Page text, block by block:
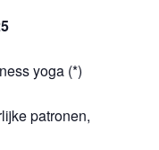
yoga (*)
patronen,